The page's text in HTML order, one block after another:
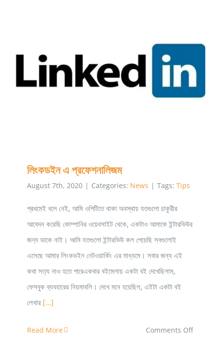
প্রক্রিয়া
লিংকডইন এ প্রফেশনালিজম
লিংকডইন এ প্রফেশনালিজম
August 7th, 2020 | Categories: News | Tags: Tips
প্রথমেই বলে নেই, আমি ওপিটিতে থাকা অবস্থায় যতগুলো চাকুরীর
আবেদন করেছি কোম্পানির ওয়েবসাইট থেকে, একটাও আমাকে ইন্টারভিউর
জন্য ডাকে নাই। আমি যতগুলো ইন্টারভিউ কল পেয়েছি সবগুলোই
এসেছে আমার লিংকডইন নেটওয়ার্কিং এর মাধ্যমে। সবার জন্য এই
কথা সত্য নাও হতে পারেএকবার বইমেলায় একটা বই দেখেছিলাম,
ফেসবুক ব্যবহারের নিয়মাবলি। দেখে মনে হয়েছিল, এইটা একটা বই
লেখার [...]
Read More Comments Offon